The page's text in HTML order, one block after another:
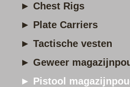
► Chest Rigs
► Plate Carriers
► Tactische vesten
► Geweer
► Pistool